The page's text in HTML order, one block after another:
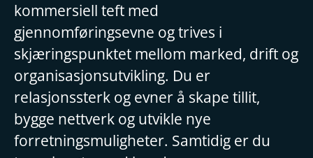
kommersiell teft med
gjennomføringsevne og trives i
skjæringspunktet mellom marked, drift og
organisasjonsutvikling. Du er
relasjonssterk og evner å skape tillit,
bygge nettverk og utvikle nye
forretningsmuligheter. Samtidig er du